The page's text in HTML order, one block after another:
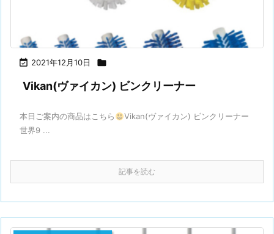
 2021年12月10日 
Vikan(ヴァイカン) ビンクリーナー
本日ご案内の商品はこちら
Vikan(ヴァイカン) ビンクリーナー
世界9 ...
記事を読む